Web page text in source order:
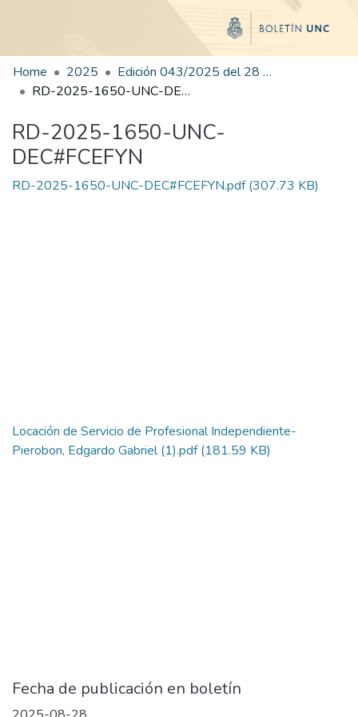
Home 2025
Edición 043/2025 del 28 de agosto de 2025
RD-2025-1650-UNC-DEC#FCEFYN
RD-2025-1650-UNC-
DEC#FCEFYN
RD-2025-1650-UNC-DEC#FCEFYN.pdf(307.73 KB)
Locación de Servicio de Profesional Independiente-
Pierobon, Edgardo Gabriel (1).pdf(181.59 KB)
Fecha de publicación en boletín